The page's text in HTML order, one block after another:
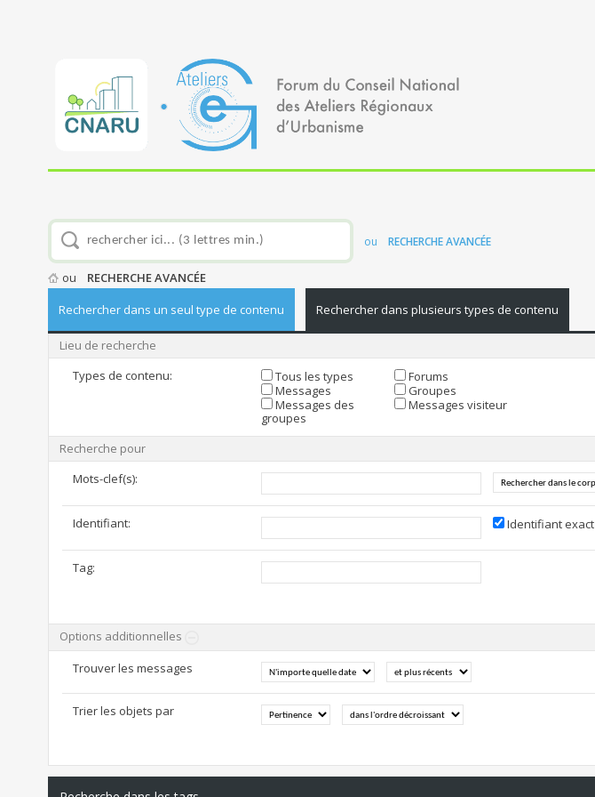
ou RECHERCHE AVANCÉE
ou RECHERCHE AVANCÉE
Rechercher dans un seul type de contenu
Rechercher dans plusieurs types de contenu
Lieu de recherche
Types de contenu:
Tous les types
Forums
Messages
Groupes
Messages des
groupes
Messages visiteur
Recherche pour
Mots-clef(s):
Identifiant: Identifiant exact
Tag:
Options additionnelles
Trouver les messages
Trier les objets par